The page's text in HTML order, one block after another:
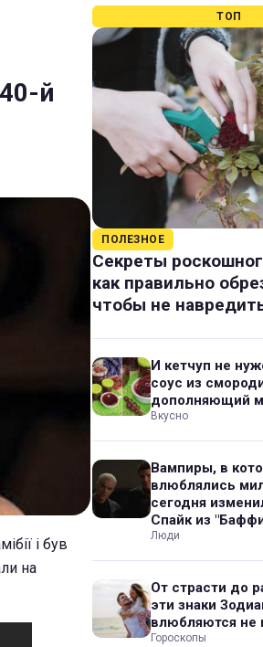
й
і був
на
ТОП
ПОЛЕЗНОЕ
Секреты
как правильно
чтобы не
И кетчуп не
соус из
дополняющий
Вкусно
Вампиры, в
влюблялись
сегодня
Спайк из
Люди
От страсти до
эти знаки
влюбляются не
Гороскопы